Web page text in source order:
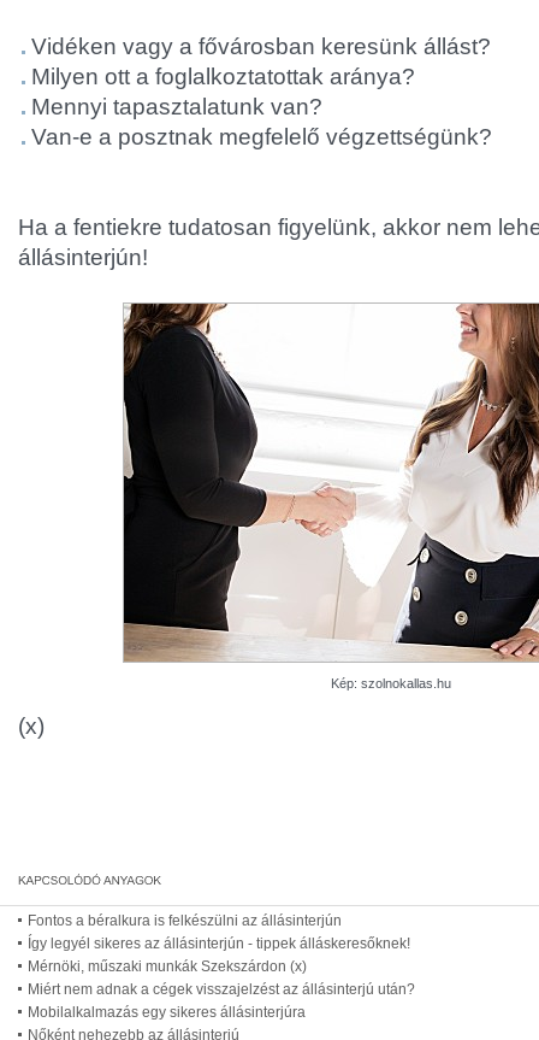
Vidéken vagy a fővárosban keresünk állást?
Milyen ott a foglalkoztatottak aránya?
Mennyi tapasztalatunk van?
Van-e a posztnak megfelelő végzettségünk?
Ha a fentiekre tudatosan figyelünk, akkor nem
állásinterjún!
Kép: szolnokallas.hu
(x)
Fontos a béralkura is felkészülni az állásinterjún
Így legyél sikeres az állásinterjún - tippek álláskeresőknek!
Mérnöki, műszaki munkák Szekszárdon (x)
Miért nem adnak a cégek visszajelzést az állásinterjú után?
Mobilalkalmazás egy sikeres állásinterjúra
Nőként nehezebb az állásinterjú